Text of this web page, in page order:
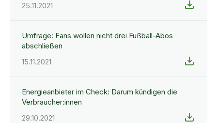
25.11.2021
Umfrage: Fans wollen nicht drei Fußball-Abos
abschließen
15.11.2021
Energieanbieter im Check: Darum kündigen die
Verbraucher:innen
29.10.2021